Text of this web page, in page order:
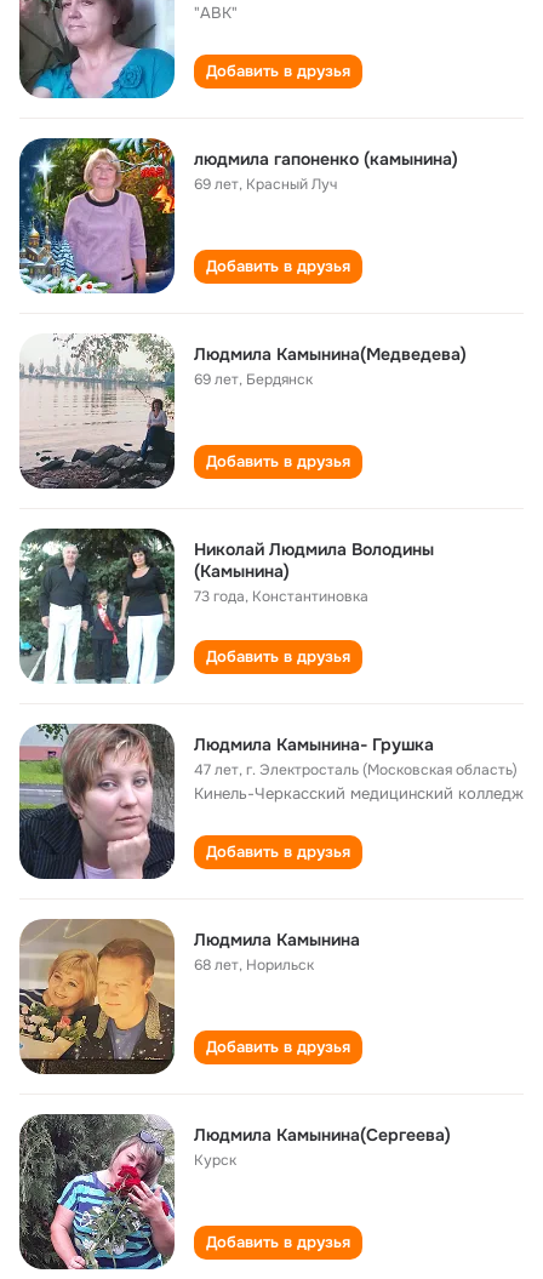
"АВК"
Добавить в друзья
людмила гапоненко (камынина)
69 лет, Красный Луч
Добавить в друзья
Людмила Камынина(Медведева)
69 лет, Бердянск
Добавить в друзья
Николай Людмила Володины
(Камынина)
73 года, Константиновка
Добавить в друзья
Людмила Камынина- Грушка
47 лет,г. Электросталь (Московская область)
Кинель-Черкасский медицинский колледж
Добавить в друзья
Людмила Камынина
68 лет, Норильск
Добавить в друзья
Людмила Камынина(Сергеева)
Курск
Добавить в друзья